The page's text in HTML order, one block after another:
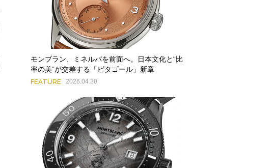
モンブラン、ミネルバを前面へ。日本文化と“比
率の美”が交差する「ピタゴール」新章
FEATURE 2026.04.30